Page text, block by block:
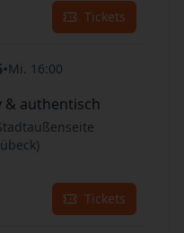
Tickets
•Mi. 16:00
authentisch
Tickets